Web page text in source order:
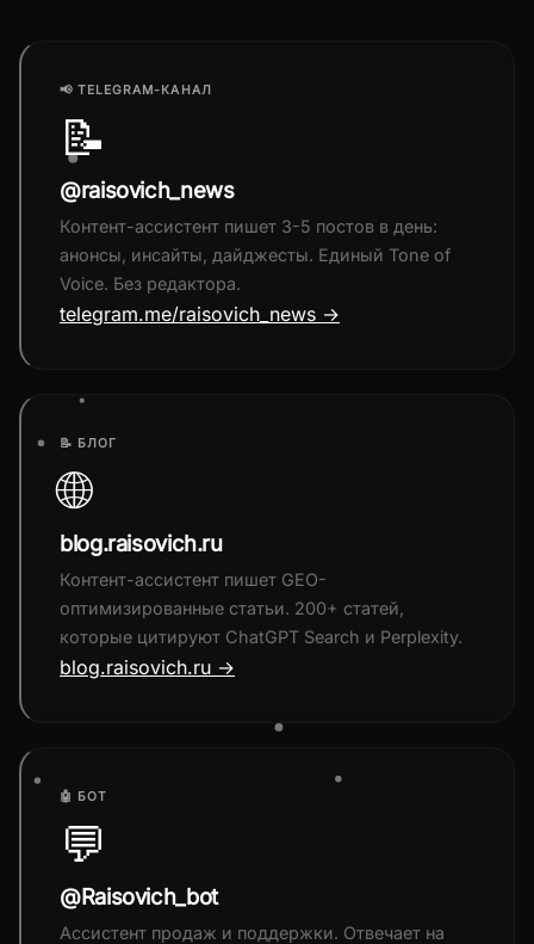
📢 TELEGRAM-КАНАЛ
📝
@raisovich_news
Контент-ассистент пишет 3-5 постов в день:
анонсы, инсайты, дайджесты. Единый Tone of
Voice. Без редактора.
telegram.me/raisovich_news →
📝 БЛОГ
🌐
blog.raisovich.ru
Контент-ассистент пишет GEO-
оптимизированные статьи. 200+ статей,
которые цитируют ChatGPT Search и Perplexity.
blog.raisovich.ru →
🤖 БОТ
💬
@Raisovich_bot
Ассистент продаж и поддержки. Отвечает на